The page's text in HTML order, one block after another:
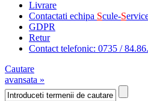
Livrare
Contactati echipa Scule-S
GDPR
Retur
Contact telefonic: 0735 /
Cautare
avansata »